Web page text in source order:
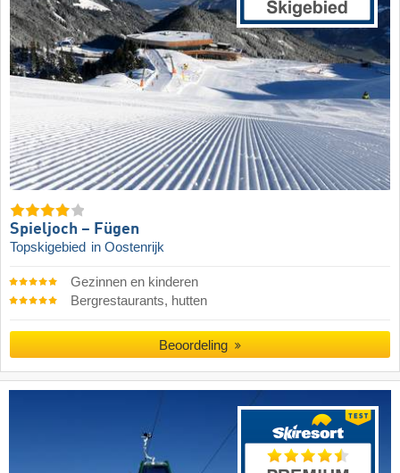
Spieljoch – Fügen
Topskigebied in Oostenrijk
Gezinnen en kinderen
Bergrestaurants, hutten
Beoordeling